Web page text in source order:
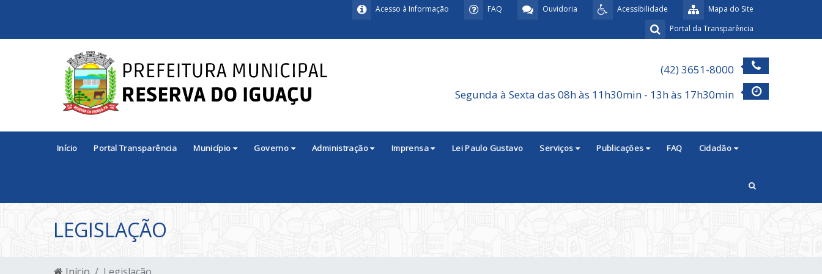
Mapa do Site
Acessibilidade
Ouvidoria
FAQ
Acesso à Informação
Portal da Transparência
(42) 3651-8000
Segunda à Sexta das 08h às 11h30min - 13h às 17h30min
Início Portal Transparência Município Governo Administração Imprensa Lei Paulo Gustavo Serviços Publicações FAQ Cidadão
LEGISLAÇÃO
Início Legislação